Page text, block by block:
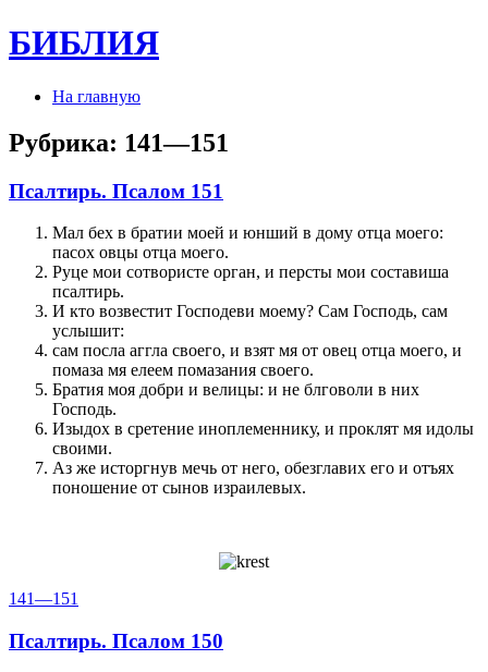
БИБЛИЯ
На главную
Рубрика: 141—151
Псалтирь. Псалом 151
Мал бех в братии моей и юнший в дому отца моего:
пасох овцы отца моего.
Руце мои сотвористе орган, и персты мои составиша
псалтирь.
И кто возвестит Господеви моему? Сам Господь, сам
услышит:
сам посла аггла своего, и взят мя от овец отца моего, и
помаза мя елеем помазания своего.
Братия моя добри и велицы: и не блговоли в них
Господь.
Изыдох в сретение иноплеменнику, и проклят мя идолы
своими.
Аз же исторгнув мечь от него, обезглавих его и отъях
поношение от сынов израилевых.
141—151
Псалтирь. Псалом 150